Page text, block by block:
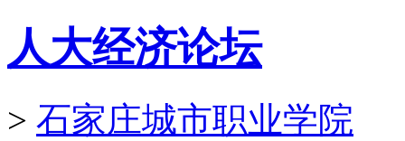
人大经济论坛
> 石家庄城市职业学院